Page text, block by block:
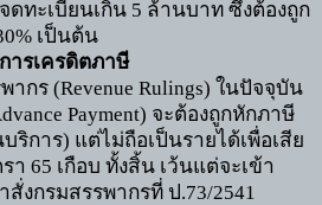
ดทะเบียนเกิน 5 ล้านบาท ซึ่งต้องถูก
เป็นต้น
ารเครดิตภาษี
ากร (Revenue Rulings) ในปัจจุบัน
Payment) จะต้องถูกหักภาษี
ริการ) แต่ไม่ถือเป็นรายได้เพื่อเสีย
า 65 เกือบ ทั้งสิ้น เว้นแต่จะเข้า
งกรมสรรพากรที่ ป.73/2541